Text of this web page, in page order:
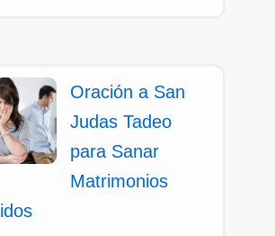
Oración a San
Judas Tadeo
para Sanar
Matrimonios